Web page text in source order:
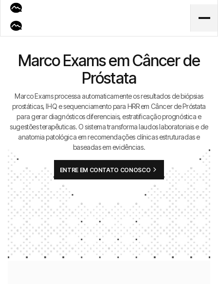
Marco Exams em Câncer de
Próstata
Marco Exams processa automaticamente os resultados de biópsias
prostáticas, IHQ e sequenciamento para HRR em Câncer de Próstata
para gerar diagnósticos diferenciais, estratificação prognóstica e
sugestões terapêuticas. O sistema transforma laudos laboratoriais e de
anatomia patológica em recomendações clínicas estruturadas e
baseadas em evidências.
ENTRE EM CONTATO CONOSCO